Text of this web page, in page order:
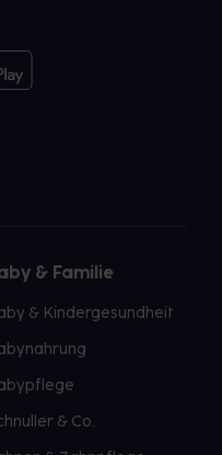
& Familie
& Kindergesundheit
& Co.